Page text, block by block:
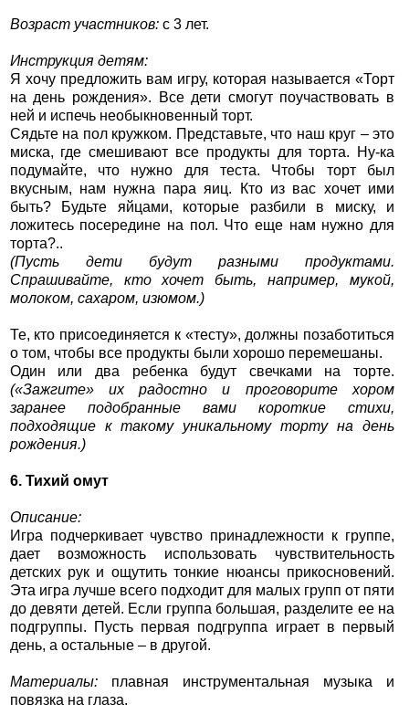
Возраст участников:с 3 лет.
Инструкция детям:
Я хочу предложить вам игру, которая называется «Торт
на день рождения». Все дети смогут поучаствовать в
ней и испечь необыкновенный торт.
Сядьте на пол кружком. Представьте, что наш круг – это
миска, где смешивают все продукты для торта. Ну-ка
подумайте, что нужно для теста. Чтобы торт был
вкусным, нам нужна пара яиц. Кто из вас хочет ими
быть? Будьте яйцами, которые разбили в миску, и
ложитесь посередине на пол. Что еще нам нужно для
торта?..
(Пусть дети будут разными продуктами.
Спрашивайте, кто хочет быть, например, мукой,
молоком, сахаром, изюмом.)
Те, кто присоединяется к «тесту», должны позаботиться
о том, чтобы все продукты были хорошо перемешаны.
Один или два ребенка будут свечками на торте.
(«Зажгите» их радостно и проговорите хором
заранее подобранные вами короткие стихи,
подходящие к такому уникальному торту на день
рождения.)
6. Тихий омут
Описание:
Игра подчеркивает чувство принадлежности к группе,
дает возможность использовать чувствительность
детских рук и ощутить тонкие нюансы прикосновений.
Эта игра лучше всего подходит для малых групп от пяти
до девяти детей. Если группа большая, разделите ее на
подгруппы. Пусть первая подгруппа играет в первый
день, а остальные – в другой.
Материалы:плавная инструментальная музыка и
повязка на глаза.